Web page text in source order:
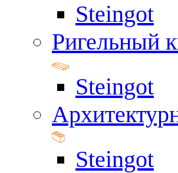
Steingot
Ригельный
Steingot
Steingot